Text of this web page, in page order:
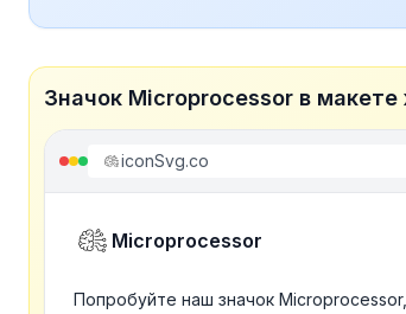
Значок Microprocessor в макете
iconSvg.co
Microprocessor
Попробуйте наш значок